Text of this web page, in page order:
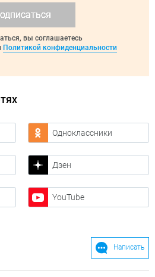
вы соглашаетесь
Политикой конфиденциальности
Одноклассники
Дзен
YouTube
Написать